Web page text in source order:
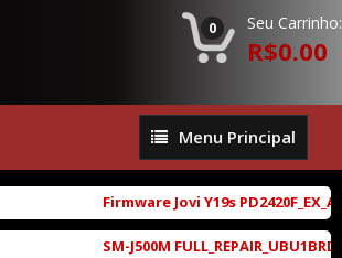
0 Seu Carrinho:
R$0.00
Menu
Principal
Menu Principal
Firmware Jovi Y19s
SM-J500M